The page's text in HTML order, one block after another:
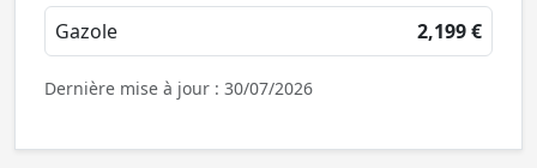
Gazole 2,199 €
Dernière mise à jour : 30/07/2026